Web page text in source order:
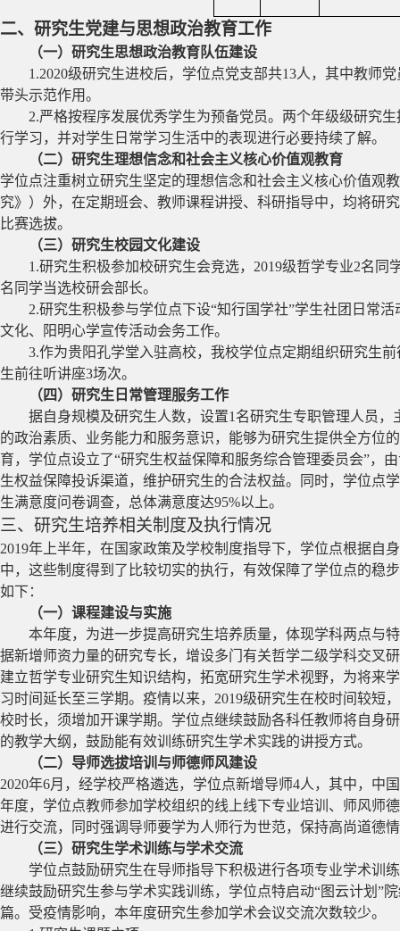
二、研究生党建与思想政治教育工作
（一）研究生思想政治教育队伍建设
1.2020级研究生进校后，学位点党支部共13人，其中教师党
带头示范作用。
2.严格按程序发展优秀学生为预备党员。两个年级级研究
行学习，并对学生日常学习生活中的表现进行必要持续了解。
（二）研究生理想信念和社会主义核心价值观教育
学位点注重树立研究生坚定的理想信念和社会主义核心价值观
究》）外，在定期班会、教师课程讲授、科研指导中，均将研
比赛选拔。
（三）研究生校园文化建设
1.研究生积极参加校研究生会竞选， 2019级哲学专业2名同
名同学当选校研会部长。
2.研究生积极参与学位点下设“知行国学社”学生社团日常
文化、阳明心学宣传活动会务工作。
3.作为贵阳孔学堂入驻高校，我校学位点定期组织研究生
生前往听讲座3场次。
（四）研究生日常管理服务工作
据自身规模及研究生人数，设置1 名研究生专职管理人员，
的政治素质、业务能力和服务意识，能够为研究生提供全方位
育，学位点设立了“研究生权益保障和服务综合管理委员会”，
生权益保障投诉渠道，维护研究生的合法权益。同时，学位点
生满意度问卷调查，总体满意度达95%以上。
三、研究生培养相关制度及执行情况
2019年上半年，在国家政策及学校制度指导下，学位点根据自
中，这些制度得到了比较切实的执行，有效保障了学位点的稳
如下：
（一）课程建设与实施
本年度，为进一步提高研究生培养质量，体现学科两点与
据新增师资力量的研究专长，增设多门有关哲学二级学科交叉
建立哲学专业研究生知识结构，拓宽研究生学术视野，为将来
习时间延长至三学期。疫情以来， 2019级研究生在校时间较短
校时长，须增加开课学期。学位点继续鼓励各科任教师将自身
的教学大纲，鼓励能有效训练研究生学术实践的讲授方式。
（二）导师选拔培训与师德师风建设
2020年6月，经学校严格遴选，学位点新增导师4人，其中，中
年度，学位点教师参加学校组织的线上线下专业培训、师风师
进行交流，同时强调导师要学为人师行为世范，保持高尚道德
（三）研究生学术训练与学术交流
学位点鼓励研究生在导师指导下积极进行各项专业学术训
继续鼓励研究生参与学术实践训练，学位点特启动“图云计划”
篇。受疫情影响，本年度研究生参加学术会议交流次数较少。